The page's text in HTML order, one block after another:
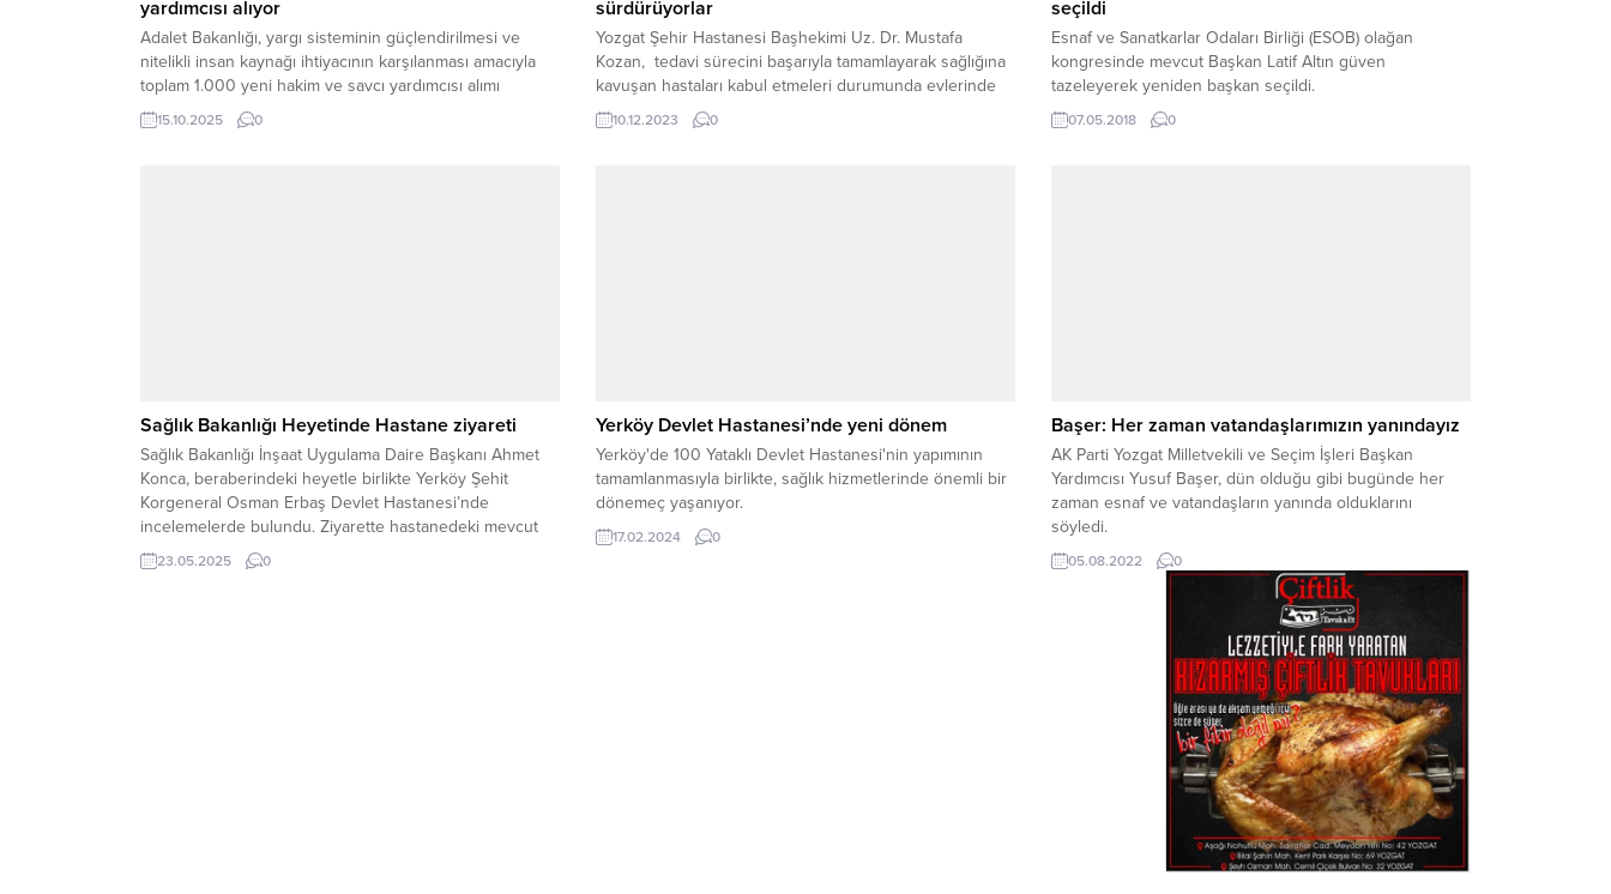
yardımcısı alıyor
Adalet Bakanlığı, yargı sisteminin güçlendirilmesi ve
nitelikli insan kaynağı ihtiyacının karşılanması amacıyla
toplam 1.000 yeni hakim ve savcı yardımcısı alımı
gerçekleştireceğini duyurdu. Alım kapsamında, 850 adlî
yargı hakim ve savcı yardımcısı, 100 avukatlık
15.10.2025 0
sürdürüyorlar
Yozgat Şehir Hastanesi Başhekimi Uz. Dr. Mustafa
Kozan, tedavi sürecini başarıyla tamamlayarak sağlığına
kavuşan hastaları kabul etmeleri durumunda evlerinde
ziyaretlerde bulunuyor.
10.12.2023 0
seçildi
Esnaf ve Sanatkarlar Odaları Birliği (ESOB) olağan
kongresinde mevcut Başkan Latif Altın güven
tazeleyerek yeniden başkan seçildi.
07.05.2018 0
Sağlık Bakanlığı Heyetinde Hastane ziyareti
Sağlık Bakanlığı İnşaat Uygulama Daire Başkanı Ahmet
Konca, beraberindeki heyetle birlikte Yerköy Şehit
Korgeneral Osman Erbaş Devlet Hastanesi’nde
incelemelerde bulundu. Ziyarette hastanedeki mevcut
durum, tespit edilen eksiklikler ve yapılması planlanan
çalışmalar hakkında değerlendirmelerde bulunuldu.
23.05.2025 0
Yerköy Devlet Hastanesi’nde yeni dönem
Yerköy'de 100 Yataklı Devlet Hastanesi'nin yapımının
tamamlanmasıyla birlikte, sağlık hizmetlerinde önemli bir
dönemeç yaşanıyor.
17.02.2024 0
Başer: Her zaman vatandaşlarımızın yanındayız
AK Parti Yozgat Milletvekili ve Seçim İşleri Başkan
Yardımcısı Yusuf Başer, dün olduğu gibi bugünde her
zaman esnaf ve vatandaşların yanında olduklarını
söyledi.
05.08.2022 0